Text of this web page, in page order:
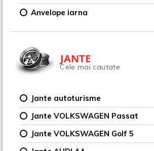
Anvelope iarna
JANTE
Cele mai cautate
Jante autoturisme
Jante VOLKSWAGEN Passat
Jante VOLKSWAGEN Golf 5